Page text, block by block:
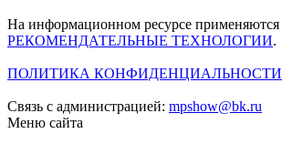
На информационном ресурсе применяются
РЕКОМЕНДАТЕЛЬНЫЕ ТЕХНОЛОГИИ.
ПОЛИТИКА КОНФИДЕНЦИАЛЬНОСТИ
Связь с администрацией: mpshow@bk.ru
Меню сайта